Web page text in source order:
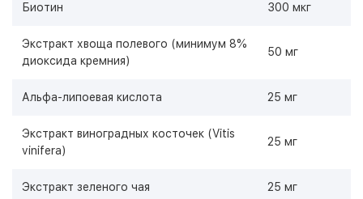
Биотин 300 мкг
Экстракт хвоща полевого (минимум 8%
диоксида кремния)
50 мг
Альфа-липоевая кислота 25 мг
Экстракт виноградных косточек (Vitis
vinifera)
25 мг
Экстракт зеленого чая 25 мг